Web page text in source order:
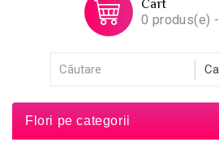
Cart
0 produs(e)
Flori pe categorii